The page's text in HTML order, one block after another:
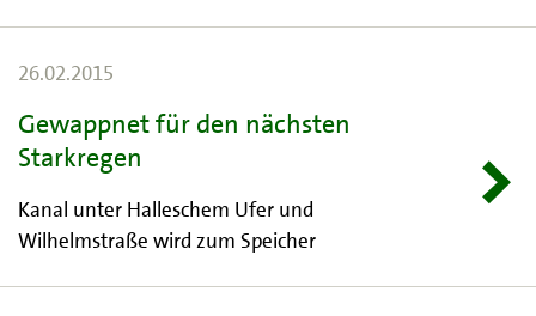
26.02.2015
Gewappnet für den nächsten
Starkregen
Kanal unter Halleschem Ufer und
Wilhelmstraße wird zum Speicher